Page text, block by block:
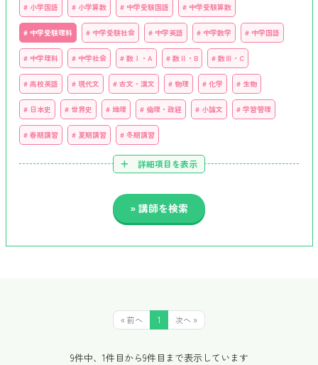
# 小学国語 # 小学算数 # 中学受験国語 # 中学受験算数
# 中学受験理科 # 中学受験社会 # 中学英語 # 中学数学 # 中学国語
# 中学理科 # 中学社会 # 数Ⅰ・A # 数Ⅱ・B # 数Ⅲ・C
# 高校英語 # 現代文 # 古文・漢文 # 物理 # 化学 # 生物
# 日本史 # 世界史 # 地理 # 倫理・政経 # 小論文 # 学習管理
# 春期講習 # 夏期講習 # 冬期講習
詳細項目を表示
« 前へ 1 次へ »
9件中、1件目から9件目まで表示しています